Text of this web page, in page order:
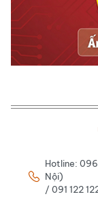
Hotline:
Nội)
/ 091 122